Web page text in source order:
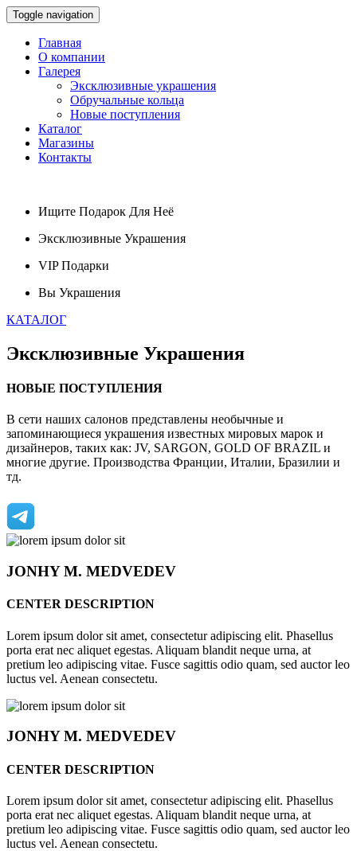
Toggle navigation
Главная
О компании
Галерея
Эксклюзивные украшения
Обручальные кольца
Новые поступления
Каталог
Магазины
Контакты
Ищите Подарок Для Неё
Эксклюзивные Украшения
VIPПодарки
Вы Украшения
КАТАЛОГ
Эксклюзивные Украшения
НОВЫЕ ПОСТУПЛЕНИЯ
В сети наших салонов представлены необычные и
запоминающиеся украшения известных мировых марок и
дизайнеров, таких как: JV, SARGON, GOLD OF BRAZIL и
многие другие. Производства Франции, Италии, Бразилии и
тд.
JONHYM. MEDVEDEV
CENTER DESCRIPTION
Lorem ipsum dolor sit amet, consectetur adipiscing elit. Phasellus
porta erat nec aliquet egestas. Aliquam blandit neque urna, at
pretium leo adipiscing vitae. Fusce sagittis odio quam, sed auctor leo
luctus vel. Aenean consectetu.
JONHYM. MEDVEDEV
CENTER DESCRIPTION
Lorem ipsum dolor sit amet, consectetur adipiscing elit. Phasellus
porta erat nec aliquet egestas. Aliquam blandit neque urna, at
pretium leo adipiscing vitae. Fusce sagittis odio quam, sed auctor leo
luctus vel. Aenean consectetu.